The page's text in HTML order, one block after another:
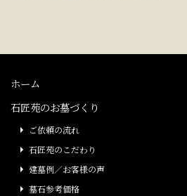
ホーム
石匠苑のお墓づくり
ご依頼の流れ
石匠苑のこだわり
建墓例／お客様の声
墓石参考価格